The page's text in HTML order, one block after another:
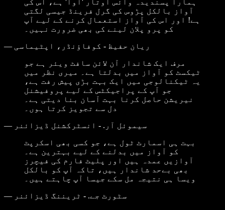
ہمارا پسندیدہ وائس اوتار 'آوا' ہے، اس کی
آواز بالکل پڑوس کی گرل فرینڈ جیسی لگتی
ہے! اور اس کی آواز استعمال کرنے کے لیے آپ
کو پرو پلان لینے کی بھی ضرورت نہیں۔
— ریان حفیظ - کوفاؤنڈر، اپٹیماسی
مرف ایک شاندار آن لائن سافٹ ویئر ہے جو
ٹیکسٹ کو آواز میں بدلتا ہے۔ میری نظر میں
یہ ٹیکنالوجی میں ایک بہت بڑی پیش رفت ہے،
جو آپ کے پراجیکٹس کے لیے پروفیشنل
نیریشن حاصل کرنا بہت آسان بنا دیتی ہے۔
دل سے تجویز کرتا ہوں۔
— سیموئل آر. - انسٹرکشنل ڈیزائنر
بہت ہی اسمارٹ ٹول ہے، جو کسی بھی اسکرپٹ
کو آواز میں بدلنے کے لیے بہترین ہے۔
آوازیں عمدہ ہیں اور پلیٹ فارم کی فیچرز
بھی بےحد شاندار ہیں، تاکہ آپ کو بالکل
ویسا ہی نتیجہ مل سکے جیسا آپ چاہتے ہیں۔
— سٹورٹ جے. - ٹریننگ ڈیزائنر